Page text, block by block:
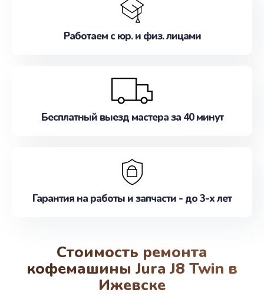
Работаем с юр. и физ. лицами
Бесплатный выезд мастера за 40 минут
Гарантия на работы и запчасти - до 3-х лет
Стоимость ремонта
кофемашины Jura J8 Twin в
Ижевске